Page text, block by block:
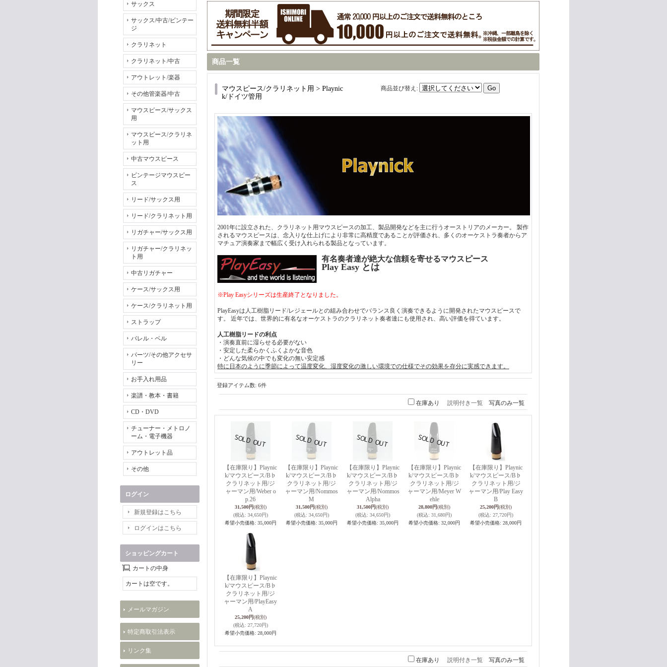
サックス
サックス/中古/ビンテー
ジ
クラリネット
クラリネット/中古
アウトレット/楽器
その他管楽器/中古
マウスピース/サックス
用
マウスピース/クラリネ
ット用
中古マウスピース
ビンテージマウスピー
ス
リード/サックス用
リード/クラリネット用
リガチャー/サックス用
リガチャー/クラリネッ
ト用
中古リガチャー
ケース/サックス用
ケース/クラリネット用
ストラップ
バレル・ベル
パーツ/その他アクセサ
リー
お手入れ用品
楽譜・教本・書籍
CD・DVD
チューナー・メトロノ
ーム・電子機器
アウトレット品
その他
ログイン
新規登録はこちら
ログインはこちら
ショッピングカート
カートの中身
カートは空です。
メールマガジン
特定商取引法表示
リンク集
商品一覧
マウスピース/クラリネット用 > Playnic
k/ドイツ管用
商品並び替え :
2001年に設立された、クラリネット用マウスピースの加工、製品開発などを主に行うオーストリアのメーカー。 製作
されるマウスピースは、念入りな仕上げにより非常に高精度であることが評価され、多くのオーケストラ奏者からア
マチュア演奏家まで幅広く受け入れられる製品となっています。
有名奏者達が絶大な信頼を寄せるマウスピース
Play Easy とは
※Play Easyシリーズは生産終了となりました。
PlayEasyは人工樹脂リード/レジェールとの組み合わせでバランス良く演奏できるように開発されたマウスピースで
す。 近年では、世界的に有名なオーケストラのクラリネット奏者達にも使用され、高い評価を得ています。
人工樹脂リードの利点
・演奏直前に湿らせる必要がない
・安定した柔らかくふくよかな音色
・どんな気候の中でも変化の無い安定感
特に日本のように季節によって温度変化、湿度変化の激しい環境での仕様でその効果を存分に実感できます。
登録アイテム数: 6件
在庫あり 説明付き一覧 写真のみ一覧
【在庫限り】Playnic
k/マウスピース/B♭
クラリネット用/ジ
ャーマン用/Weber o
p.26
31,500円(税別)
(税込: 34,650円)
希望小売価格: 35,000円
【在庫限り】Playnic
k/マウスピース/B♭
クラリネット用/ジ
ャーマン用/Nommos
M
31,500円(税別)
(税込: 34,650円)
希望小売価格: 35,000円
【在庫限り】Playnic
k/マウスピース/B♭
クラリネット用/ジ
ャーマン用/Nommos
Alpha
31,500円(税別)
(税込: 34,650円)
希望小売価格: 35,000円
【在庫限り】Playnic
k/マウスピース/B♭
クラリネット用/ジ
ャーマン用/Meyer W
ehle
28,800円(税別)
(税込: 31,680円)
希望小売価格: 32,000円
【在庫限り】Playnic
k/マウスピース/B♭
クラリネット用/ジ
ャーマン用/Play Easy
B
25,200円(税別)
(税込: 27,720円)
希望小売価格: 28,000円
【在庫限り】Playnic
k/マウスピース/B♭
クラリネット用/ジ
ャーマン用/PlayEasy
A
25,200円(税別)
(税込: 27,720円)
希望小売価格: 28,000円
在庫あり 説明付き一覧 写真のみ一覧